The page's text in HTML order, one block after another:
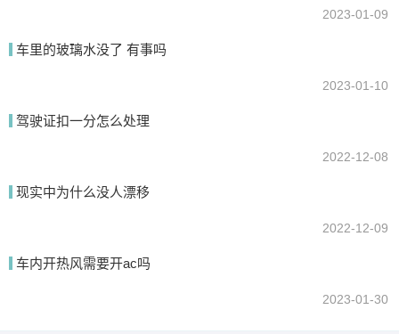
2023-01-09
车里的玻璃水没了 有事吗
2023-01-10
驾驶证扣一分怎么处理
2022-12-08
现实中为什么没人漂移
2022-12-09
车内开热风需要开ac吗
2023-01-30